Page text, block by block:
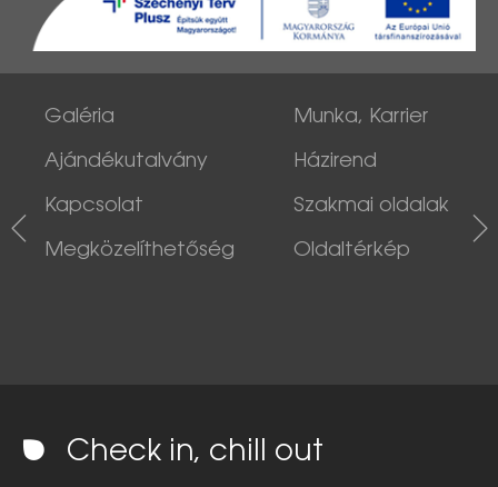
Galéria
Ajándékutalvány
Kapcsolat
Megközelíthetőség
Munka, Karrier
Házirend
Szakmai oldalak
Oldaltérkép
Check in, chill out